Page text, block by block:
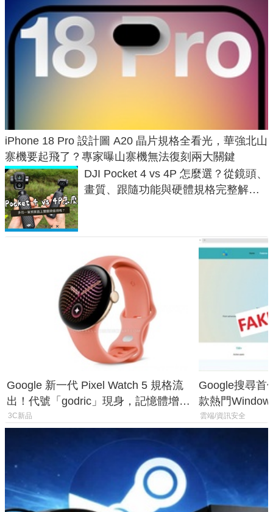
iPhone 18 Pro 設計圖 A20 晶片規格全看光，華強北山
寨機要起飛了？專家曝山寨機無法復刻兩大關鍵
DJI Pocket 4 vs 4P 怎麼選？從鏡頭、
畫質、跟隨功能與硬體規格完整解
Google 新一代 Pixel Watch 5 規格流
出！代號「godric」現身，記憶體增強
鎖定 AI 應用
3C新品
Google搜尋首
款熱門
機
雲端/資訊安全